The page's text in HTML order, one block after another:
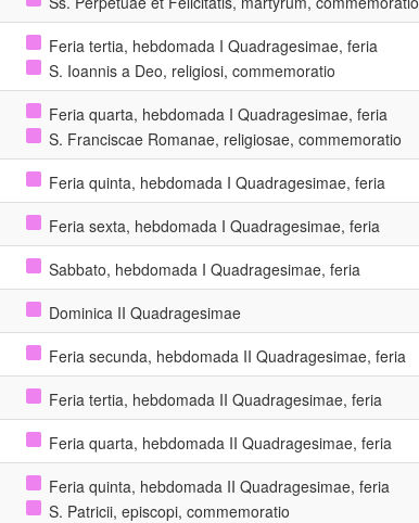
Feria tertia, hebdomada I Quadragesimae, feria
S. Ioannis a Deo, religiosi, commemoratio
Feria quarta, hebdomada I Quadragesimae, feria
S. Franciscae Romanae, religiosae, commemoratio
Feria quinta, hebdomada I Quadragesimae, feria
Feria sexta, hebdomada I Quadragesimae, feria
Sabbato, hebdomada I Quadragesimae, feria
Dominica II Quadragesimae
Feria secunda, hebdomada II Quadragesimae, feria
Feria tertia, hebdomada II Quadragesimae, feria
Feria quarta, hebdomada II Quadragesimae, feria
Feria quinta, hebdomada II Quadragesimae, feria
S. Patricii, episcopi, commemoratio